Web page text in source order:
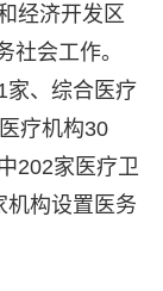
经济开发区
社会工作。
家、综合医疗
疗机构30
202家医疗卫
机构设置医务